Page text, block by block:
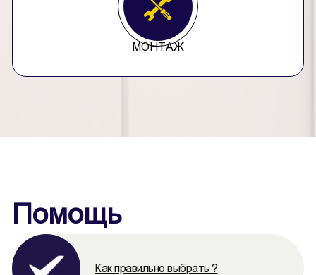
МОНТАЖ
Помощь
Как правильно выбрать ?